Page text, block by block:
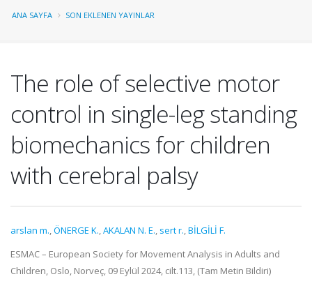
ANA SAYFA SON EKLENEN YAYINLAR
The role of selective motor
control in single-leg standing
biomechanics for children
with cerebral palsy
arslan m.,ÖNERGE K.,AKALAN N. E., sert r.,BİLGİLİ F.
ESMAC – European Society for Movement Analysis in Adults and
Children, Oslo, Norveç, 09 Eylül 2024, cilt.113, (Tam Metin Bildiri)